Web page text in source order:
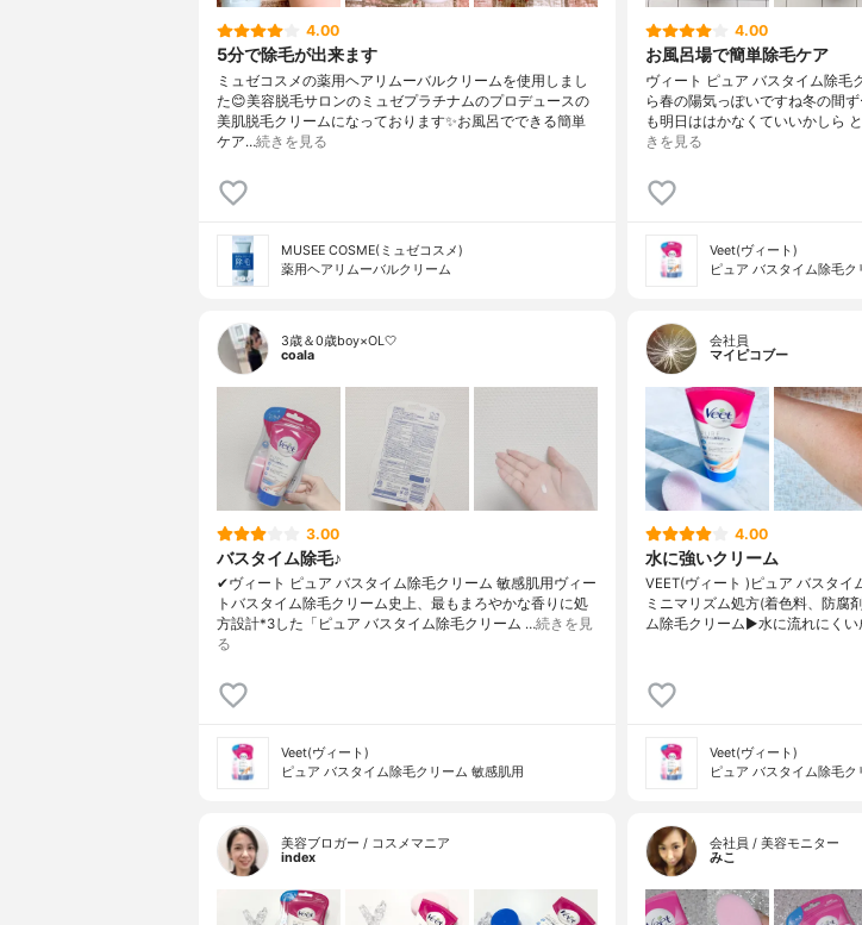
4.00
5分で除毛が出来ます
ミュゼコスメの薬用ヘアリムーバルクリームを使用しまし
た😊美容脱毛サロンのミュゼプラチナムのプロデュースの
美肌脱毛クリームになっております✨お風呂でできる簡単
ケア…続きを見る
MUSEE COSME(ミュゼコスメ)
薬用ヘアリムーバルクリーム
4.00
お風呂場で簡単除毛ケア
ヴィート ピュア バスタイム除毛
ら春の陽気っぽいですね冬の間
も明日ははかなくていいかしら
きを見る
Veet(ヴィート)
ピュア バスタイム除毛ク
3歳＆0歳boy×OL🤍
coala
3.00
バスタイム除毛♪
✔︎ヴィート ピュア バスタイム除毛クリーム 敏感肌用ヴィー
トバスタイム除毛クリーム史上、最もまろやかな香りに処
方設計*3した「ピュア バスタイム除毛クリーム …続きを見
る
Veet(ヴィート)
ピュア バスタイム除毛クリーム 敏感肌用
会社員
マイピコブー
4.00
水に強いクリーム
VEET(ヴィート )ピュア バスタイ
ミニマリズム処方(着色料、防腐
ム除毛クリーム▶︎水に流れにく
Veet(ヴィート)
ピュア バスタイム除毛ク
美容ブロガー / コスメマニア
index
会社員 / 美容モニター
みこ